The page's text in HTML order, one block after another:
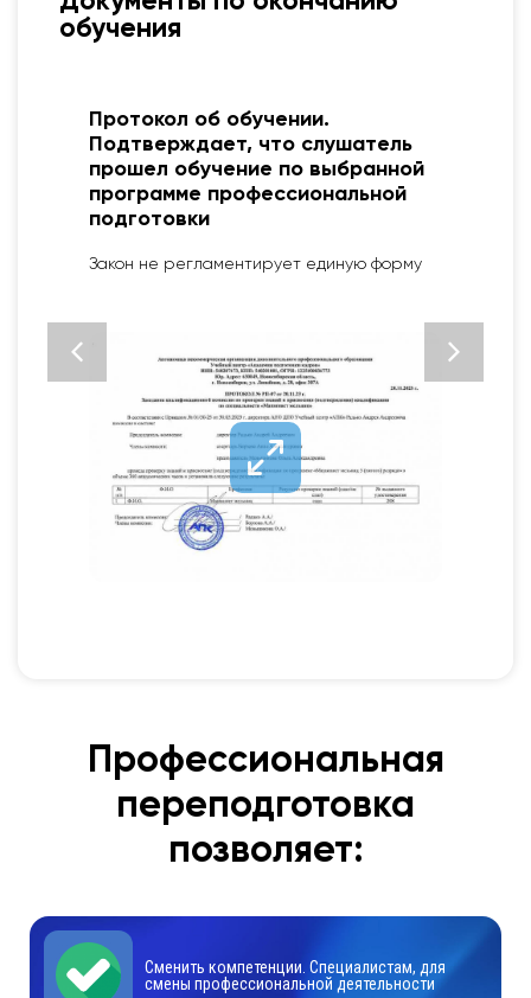
обучения
Диплом о профессиональной
переподготовке. Подтверждает
присвоение новой квалификации
для выполнения нового вида
профессиональной деятельности
Установленный образец ФЗ № 273 от 29.12.12
Профессиональная
переподготовка
позволяет:
Сменить компетенции. Специалистам, для
смены профессиональной деятельности